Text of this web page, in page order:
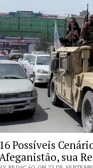
16 Possíveis
Afeganistão, sua